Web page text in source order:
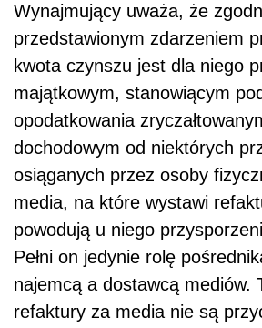
Wynajmujący uważa, że
przedstawionym zdarzeniem
kwota czynszu jest dla niego
majątkowym, stanowiącym
opodatkowania
dochodowym od niektórych
osiąganych przez osoby
media, na które wystawi
powodują u niego
Pełni on jedynie rolę
najemcą a dostawcą mediów.
refaktury za media nie są